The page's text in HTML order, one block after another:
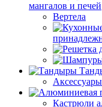
мангалов и печей
Вертела
Кастрюли